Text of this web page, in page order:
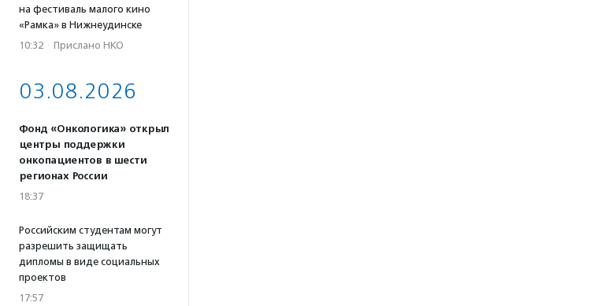
на фестиваль малого кино
«Рамка» в Нижнеудинске
10:32 · Прислано НКО
03.08.2026
Фонд «Онкологика» открыл
центры поддержки
онкопациентов в шести
регионах России
18:37
Российским студентам могут
разрешить защищать
дипломы в виде социальных
проектов
17:57